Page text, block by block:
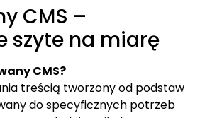
CMS –
szyte na miarę
CMS?
treścią tworzony od podstaw
do specyficznych potrzeb